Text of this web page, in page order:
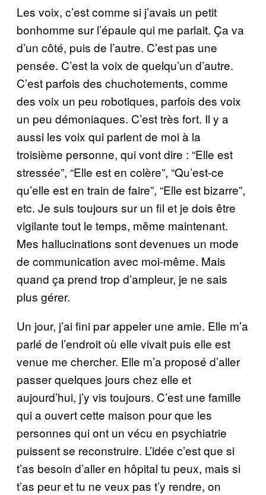
Les voix, c’est comme si j’avais un petit
bonhomme sur l’épaule qui me parlait. Ça va
d’un côté, puis de l’autre. C’est pas une
pensée. C’est la voix de quelqu’un d’autre.
C’est parfois des chuchotements, comme
des voix un peu robotiques, parfois des voix
un peu démoniaques. C’est très fort. Il y a
aussi les voix qui parlent de moi à la
troisième personne, qui vont dire : “Elle est
stressée”, “Elle est en colère”, “Qu’est-ce
qu’elle est en train de faire”, “Elle est bizarre”,
etc. Je suis toujours sur un fil et je dois être
vigilante tout le temps, même maintenant.
Mes hallucinations sont devenues un mode
de communication avec moi-même. Mais
quand ça prend trop d’ampleur, je ne sais
plus gérer.
Un jour, j’ai fini par appeler une amie. Elle m’a
parlé de l’endroit où elle vivait puis elle est
venue me chercher. Elle m’a proposé d’aller
passer quelques jours chez elle et
aujourd’hui, j’y vis toujours. C’est une famille
qui a ouvert cette maison pour que les
personnes qui ont un vécu en psychiatrie
puissent se reconstruire. L’idée c’est que si
t’as besoin d’aller en hôpital tu peux, mais si
t’as peur et tu ne veux pas t’y rendre, on